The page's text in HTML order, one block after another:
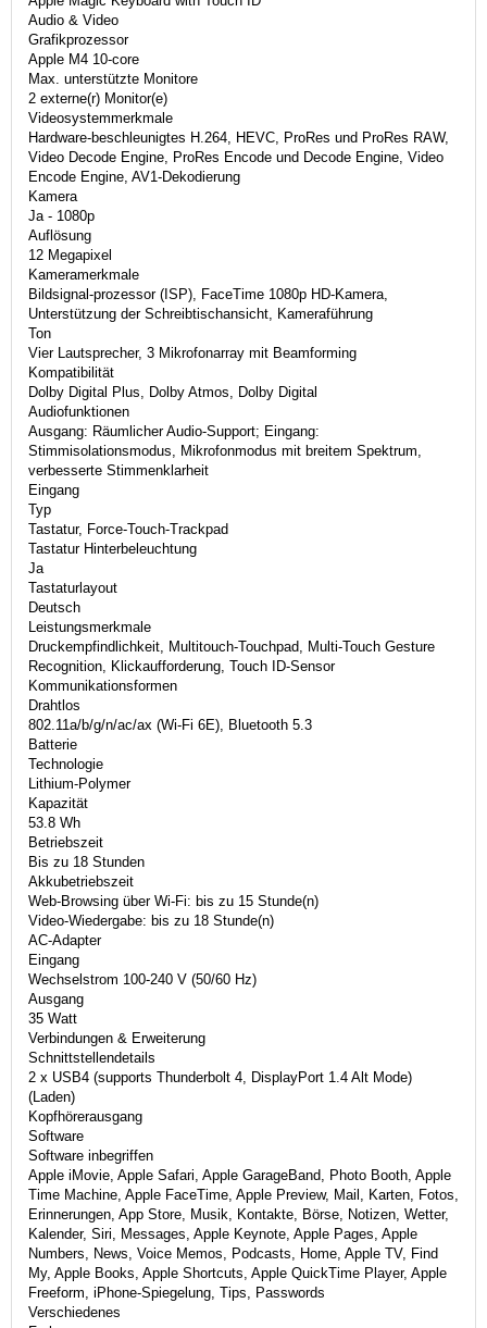
Audio & Video
Grafikprozessor
Apple M4 10-core
Max. unterstützte Monitore
2 externe(r) Monitor(e)
Videosystemmerkmale
Hardware-beschleunigtes H.264, HEVC, ProRes und ProRes RAW,
Video Decode Engine, ProRes Encode und Decode Engine, Video
Encode Engine, AV1-Dekodierung
Kamera
Ja - 1080p
Auflösung
12 Megapixel
Kameramerkmale
Bildsignal-prozessor (ISP), FaceTime 1080p HD-Kamera,
Unterstützung der Schreibtischansicht, Kameraführung
Ton
Vier Lautsprecher, 3 Mikrofonarray mit Beamforming
Kompatibilität
Dolby Digital Plus, Dolby Atmos, Dolby Digital
Audiofunktionen
Ausgang: Räumlicher Audio-Support; Eingang:
Stimmisolationsmodus, Mikrofonmodus mit breitem Spektrum,
verbesserte Stimmenklarheit
Eingang
Typ
Tastatur, Force-Touch-Trackpad
Tastatur Hinterbeleuchtung
Ja
Tastaturlayout
Deutsch
Leistungsmerkmale
Druckempfindlichkeit, Multitouch-Touchpad, Multi-Touch Gesture
Recognition, Klickaufforderung, Touch ID-Sensor
Kommunikationsformen
Drahtlos
802.11a/b/g/n/ac/ax (Wi-Fi 6E), Bluetooth 5.3
Batterie
Technologie
Lithium-Polymer
Kapazität
53.8 Wh
Betriebszeit
Bis zu 18 Stunden
Akkubetriebszeit
Web-Browsing über Wi-Fi: bis zu 15 Stunde(n)
Video-Wiedergabe: bis zu 18 Stunde(n)
AC-Adapter
Eingang
Wechselstrom 100-240 V (50/60 Hz)
Ausgang
35 Watt
Verbindungen & Erweiterung
Schnittstellendetails
2 x USB4 (supports Thunderbolt 4, DisplayPort 1.4 Alt Mode)
(Laden)
Kopfhörerausgang
Software
Software inbegriffen
Apple iMovie, Apple Safari, Apple GarageBand, Photo Booth, Apple
Time Machine, Apple FaceTime, Apple Preview, Mail, Karten, Fotos,
Erinnerungen, App Store, Musik, Kontakte, Börse, Notizen, Wetter,
Kalender, Siri, Messages, Apple Keynote, Apple Pages, Apple
Numbers, News, Voice Memos, Podcasts, Home, Apple TV, Find
My, Apple Books, Apple Shortcuts, Apple QuickTime Player, Apple
Freeform, iPhone-Spiegelung, Tips, Passwords
Verschiedenes